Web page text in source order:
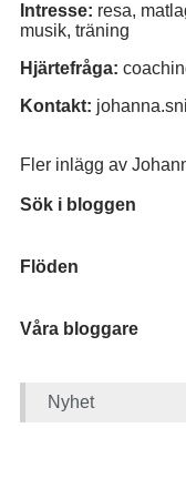
Intresse: resa,
musik, träning
Hjärtefråga:
Kontakt:
Fler inlägg av
Sök i bloggen
Flöden
Våra bloggare
Nyhet